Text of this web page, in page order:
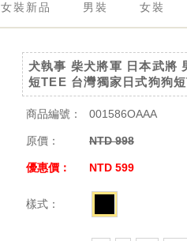
女裝新品 男裝 女裝
犬執事 柴犬將軍 日本武將
短TEE 台灣獨家日式狗狗
商品編號： 001586OAAA
原價： NTD 998
優惠價： NTD 599
樣式：